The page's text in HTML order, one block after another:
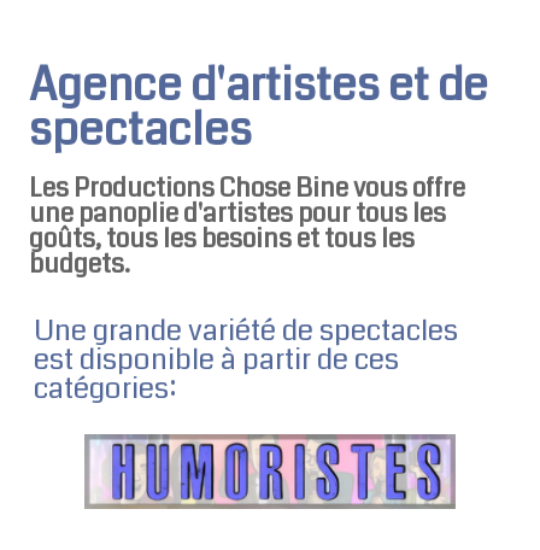
Agence d'artistes et de
spectacles
Les Productions Chose Bine vous offre
une panoplie d'artistes pour tous les
goûts, tous les besoins et tous les
budgets.
Une grande variété de spectacles
est disponible à partir de ces
catégories: